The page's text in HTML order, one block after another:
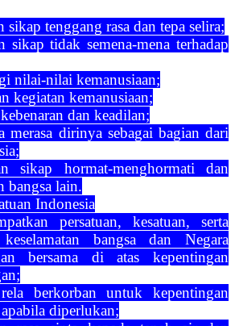
tenggang rasa dan tepa selira;
sikap tidak semena-mena terhadap
nilai-nilai kemanusiaan;
kegiatan kemanusiaan;
dan keadilan;
merasa dirinya sebagai bagian dari
sikap hormat-menghormati dan
bangsa lain.
Indonesia
persatuan, kesatuan, serta
bangsa dan Negara
bersama di atas kepentingan
berkorban untuk kepentingan
diperlukan;